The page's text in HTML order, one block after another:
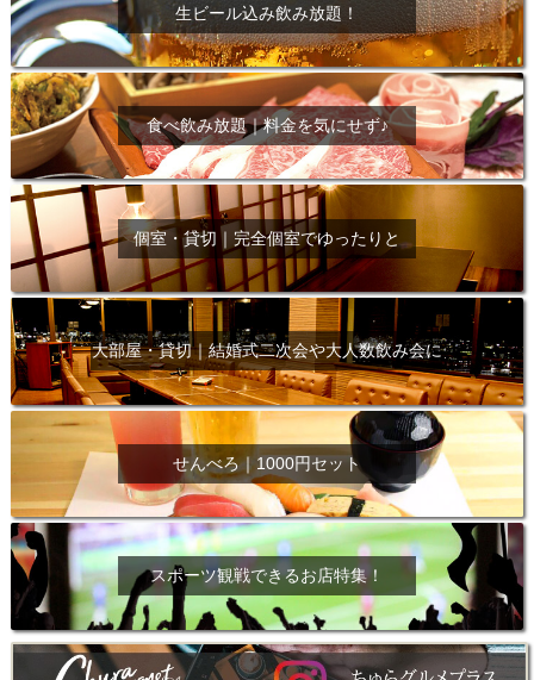
生ビール込み飲み放題！
食べ飲み放題｜料金を気にせず♪
個室・貸切｜完全個室でゆったりと
大部屋・貸切｜結婚式二次会や大人数飲み会に
せんべろ｜1000円セット
スポーツ観戦できるお店特集！